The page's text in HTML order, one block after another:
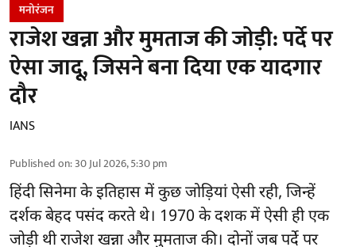
मनोरंजन
राजेश खन्ना और मुमताज की जोड़ी: पर्दे पर
ऐसा जादू, जिसने बना दिया एक यादगार
दौर
IANS
Published on:30 Jul 2026, 5:30 pm
हिंदी सिनेमा के इतिहास में कुछ जोड़ियां ऐसी रही, जिन्हें
दर्शक बेहद पसंद करते थे। 1970 के दशक में ऐसी ही एक
जोड़ी थी राजेश खन्ना और मुमताज की। दोनों जब पर्दे पर